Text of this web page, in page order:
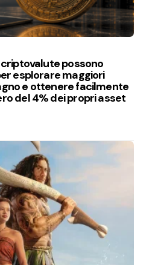
possono
esplorare maggiori
e ottenere facilmente
del 4% dei propri asset